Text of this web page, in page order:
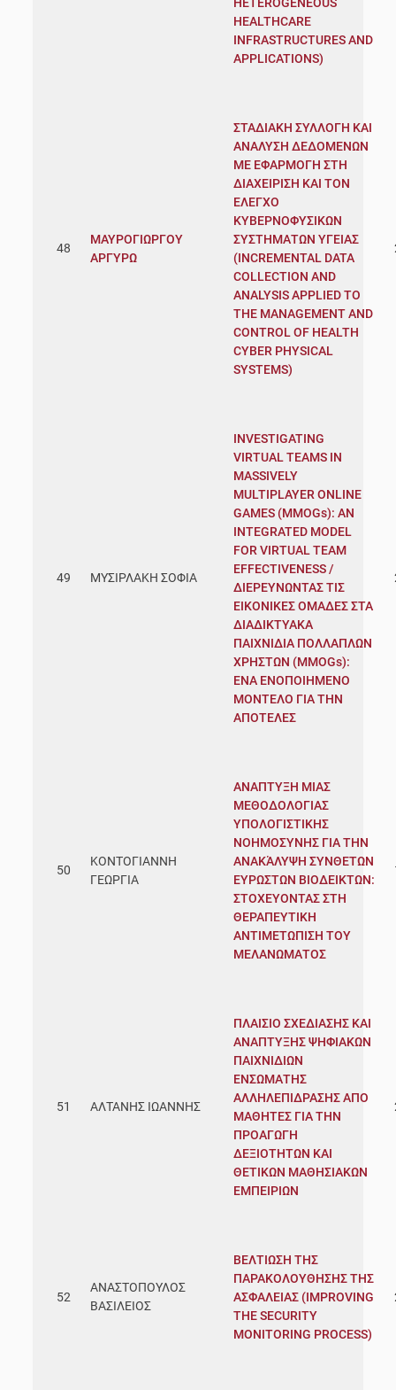
HEALTHCARE
INFRASTRUCTURES AND
APPLICATIONS)
48
ΜΑΥΡΟΓΙΩΡΓΟΥ
ΑΡΓΥΡΩ
ΣΤΑΔΙΑΚΗ ΣΥΛΛΟΓΗ ΚΑΙ
ΑΝΑΛΥΣΗ ΔΕΔΟΜΕΝΩΝ
ΜΕ ΕΦΑΡΜΟΓΗ ΣΤΗ
ΔΙΑΧΕΙΡΙΣΗ ΚΑΙ ΤΟΝ
ΕΛΕΓΧΟ
ΚΥΒΕΡΝΟΦΥΣΙΚΩΝ
ΣΥΣΤΗΜΑΤΩΝ ΥΓΕΙΑΣ
(INCREMENTAL DATA
COLLECTION AND
ANALYSIS APPLIED TO
THE MANAGEMENT AND
CONTROL OF HEALTH
CYBER PHYSICAL
SYSTEMS)
49 ΜΥΣΙΡΛΑΚΗ ΣΟΦΙΑ
INVESTIGATING
VIRTUAL TEAMS IN
MASSIVELY
MULTIPLAYER ONLINE
GAMES (MMOGs): AN
INTEGRATED MODEL
FOR VIRTUAL TEAM
EFFECTIVENESS /
ΔΙΕΡΕΥΝΩΝΤΑΣ ΤΙΣ
ΕΙΚΟΝΙΚΕΣ ΟΜΑΔΕΣ ΣΤΑ
ΔΙΑΔΙΚΤΥΑΚΑ
ΠΑΙΧΝΙΔΙΑ ΠΟΛΛΑΠΛΩΝ
ΧΡΗΣΤΩΝ (MMOGs):
ΕΝΑ ΕΝΟΠΟΙΗΜΕΝΟ
ΜΟΝΤΕΛΟ ΓΙΑ ΤΗΝ
ΑΠΟΤΕΛΕΣ
50
ΚΟΝΤΟΓΙΑΝΝΗ
ΓΕΩΡΓΙΑ
ΑΝΑΠΤΥΞΗ ΜΙΑΣ
ΜΕΘΟΔΟΛΟΓΙΑΣ
ΥΠΟΛΟΓΙΣΤΙΚΗΣ
ΝΟΗΜΟΣΥΝΗΣ ΓΙΑ ΤΗΝ
ΑΝΑΚΆΛΥΨΗ ΣΥΝΘΕΤΩΝ
ΕΥΡΩΣΤΩΝ ΒΙΟΔΕΙΚΤΩΝ:
ΣΤΟΧΕΥΟΝΤΑΣ ΣΤΗ
ΘΕΡΑΠΕΥΤΙΚΗ
ΑΝΤΙΜΕΤΩΠΙΣΗ ΤΟΥ
ΜΕΛΑΝΩΜΑΤΟΣ
51 ΑΛΤΑΝΗΣ ΙΩΑΝΝΗΣ
ΠΛΑΙΣΙΟ ΣΧΕΔΙΑΣΗΣ ΚΑΙ
ΑΝΑΠΤΥΞΗΣ ΨΗΦΙΑΚΩΝ
ΠΑΙΧΝΙΔΙΩΝ
ΕΝΣΩΜΑΤΗΣ
ΑΛΛΗΛΕΠΙΔΡΑΣΗΣ ΑΠΟ
ΜΑΘΗΤΕΣ ΓΙΑ ΤΗΝ
ΠΡΟΑΓΩΓΗ
ΔΕΞΙΟΤΗΤΩΝ ΚΑΙ
ΘΕΤΙΚΩΝ ΜΑΘΗΣΙΑΚΩΝ
ΕΜΠΕΙΡΙΩΝ
52
ΑΝΑΣΤΟΠΟΥΛΟΣ
ΒΑΣΙΛΕΙΟΣ
ΒΕΛΤΙΩΣΗ ΤΗΣ
ΠΑΡΑΚΟΛΟΥΘΗΣΗΣ ΤΗΣ
ΑΣΦΑΛΕΙΑΣ (IMPROVING
THE SECURITY
MONITORING PROCESS)